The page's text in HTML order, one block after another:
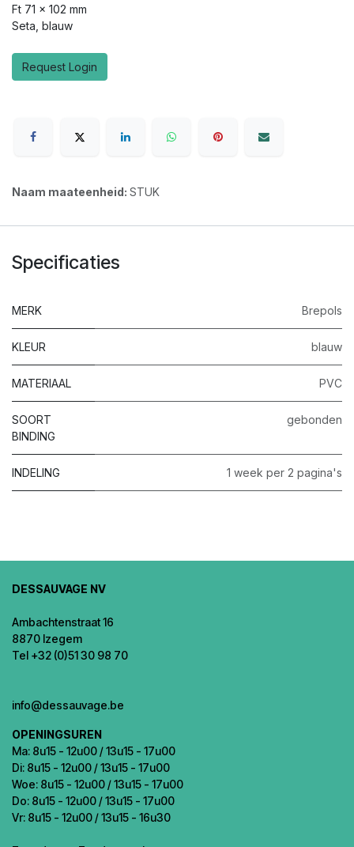
Ft 71 x 102 mm
Seta, blauw
Request Login
Naam maateenheid: STUK
Specificaties
MERK Brepols
KLEUR blauw
MATERIAAL PVC
SOORT
BINDING
gebonden
INDELING 1 week per 2 pagina's
DESSAUVAGE NV
Ambachtenstraat 16
8870 Izegem
Tel +32 (0)51 30 98 70
info@dessauvage.be
OPENINGSUREN
Ma: 8u15 - 12u00 / 13u15 - 17u00
Di: 8u15 - 12u00 / 13u15 - 17u00
Woe: 8u15 - 12u00 / 13u15 - 17u00
Do: 8u15 - 12u00 / 13u15 - 17u00
Vr: 8u15 - 12u00 / 13u15 - 16u30